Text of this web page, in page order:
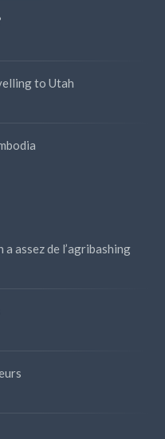
to Utah
a assez de l’agribashing